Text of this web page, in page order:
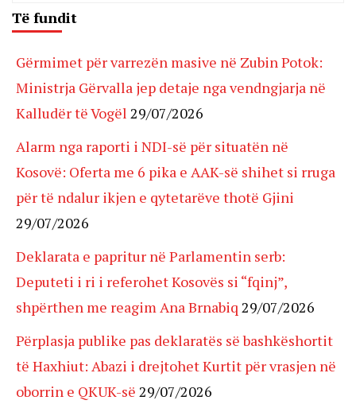
Të fundit
Gërmimet për varrezën masive në Zubin Potok:
Ministrja Gërvalla jep detaje nga vendngjarja në
Kalludër të Vogël 29/07/2026
Alarm nga raporti i NDI-së për situatën në
Kosovë: Oferta me 6 pika e AAK-së shihet si rruga
për të ndalur ikjen e qytetarëve thotë Gjini
29/07/2026
Deklarata e papritur në Parlamentin serb:
Deputeti i ri i referohet Kosovës si “fqinj”,
shpërthen me reagim Ana Brnabiq 29/07/2026
Përplasja publike pas deklaratës së bashkëshortit
të Haxhiut: Abazi i drejtohet Kurtit për vrasjen në
oborrin e QKUK-së 29/07/2026